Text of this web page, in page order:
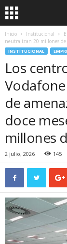
Inicio Institucional
neutralizan 20 millones de
INSTITUCIONAL
Los
de
doce
millones
2 julio, 2026 145